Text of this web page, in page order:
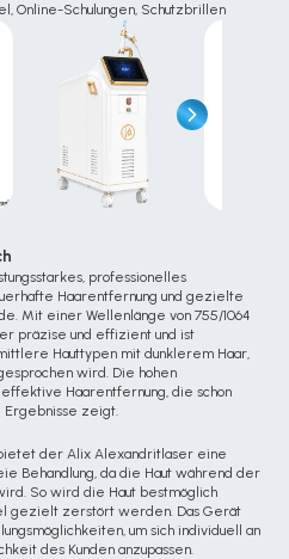
Online-Schulungen, Schutzbrillen
professionelles
Haarentfernung und gezielte
Mit einer Wellenlänge von 755/1064
präzise und effizient und ist
Hauttypen mit dunklerem Haar,
wird. Die hohen
Haarentfernung, die schon
Ergebnisse zeigt.
der Alix Alexandritlaser eine
Behandlung, da die Haut während der
So wird die Haut bestmöglich
gezielt zerstört werden. Das Gerät
um sich individuell an
des Kunden anzupassen.